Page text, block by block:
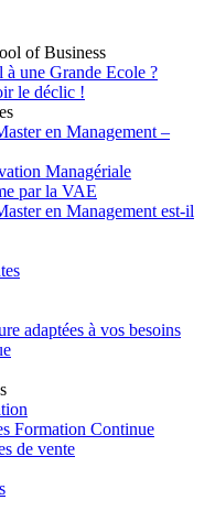
of Business
une Grande Ecole ?
le déclic !
en Management –
Managériale
par la VAE
en Management est-il
adaptées à vos besoins
Formation Continue
de vente